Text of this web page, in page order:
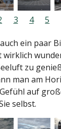
3 4 5
ein paar
wirklich
zu
man am
auf
selbst.